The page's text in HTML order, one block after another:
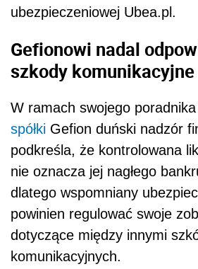
ubezpieczeniowej Ubea.pl.
Gefionowi nadal
szkody komunikacyjne
W ramach swojego
spółki Gefion duński nadzór
podkreśla, że kontrolowana
nie oznacza jej nagłego
dlatego wspomniany
powinien regulować swoje
dotyczące między innymi
komunikacyjnych.